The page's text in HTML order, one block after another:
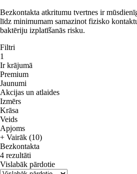
Bezkontakta atkritumu tvertnes ir
līdz minimumam samazinot fizisko
baktēriju izplatīšanās risku.
Filtri
1
Ir krājumā
Premium
Jaunumi
Akcijas un atlaides
Izmērs
Krāsa
Veids
Apjoms
+ Vairāk (10)
Bezkontakta
4 rezultāti
Vislabāk pārdotie